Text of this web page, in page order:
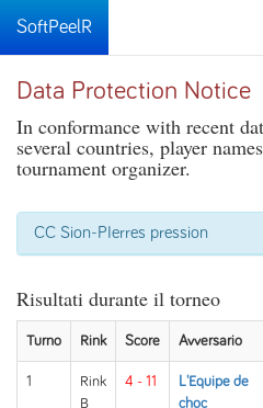
SoftPeelR
Data Protection Notice
In conformance with recent
several countries, player
tournament organizer.
CC Sion-PIerres pression
Risultati durante il torneo
Turno Rink Score Avversario
1
Rink
B
4 - 11
L'Equipe de
choc